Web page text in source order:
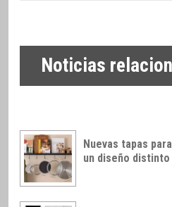
Noticias
Nuevas tapas
un diseño